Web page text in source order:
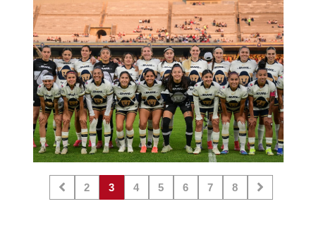
2 3 4 5 6 7 8